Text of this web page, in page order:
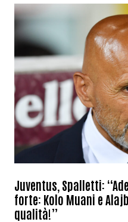
Juventus, Spalletti:
forte: Kolo Muani e
qualità!”